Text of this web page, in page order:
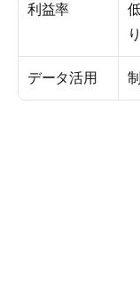
利益率
データ活用